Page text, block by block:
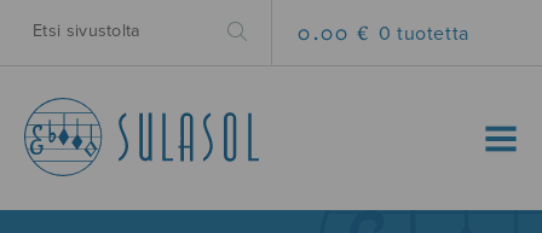
0.00 € 0 tuotetta
MENU